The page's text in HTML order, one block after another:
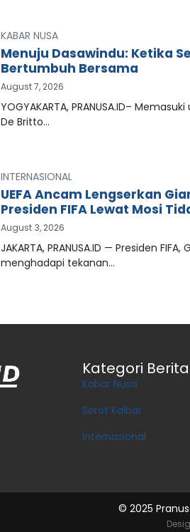
KABAR NUSA
Menuju Dasawindu: Ketika
Bertumbuh Bersama
August 7, 2026
YOGYAKARTA, PRANUSA.ID–
De Britto…
INTERNASIONAL
UEFA Ancam Lengserkan
Presiden FIFA Lewat Mosi
August 3, 2026
JAKARTA, PRANUSA.ID — Presiden
menghadapi tekanan…
Kategori Berita
Kabar Nusa
Sorot Kalbar
Internasional
© 2025